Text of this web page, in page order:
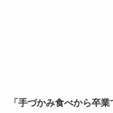
「手づかみ食べから卒